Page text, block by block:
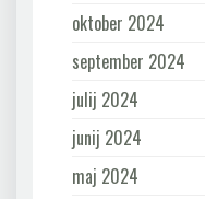
oktober 2024
september 2024
julij 2024
junij 2024
maj 2024